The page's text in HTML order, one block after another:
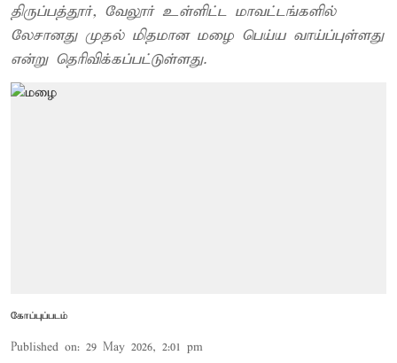
திருப்பத்தூர், வேலூர் உள்ளிட்ட மாவட்டங்களில்
லேசானது முதல் மிதமான மழை பெய்ய வாய்ப்புள்ளது
என்று தெரிவிக்கப்பட்டுள்ளது.
கோப்புப்படம்
Published on: 29 May 2026, 2:01 pm